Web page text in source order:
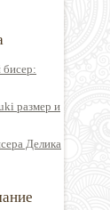
бисер:
размер и
Делика